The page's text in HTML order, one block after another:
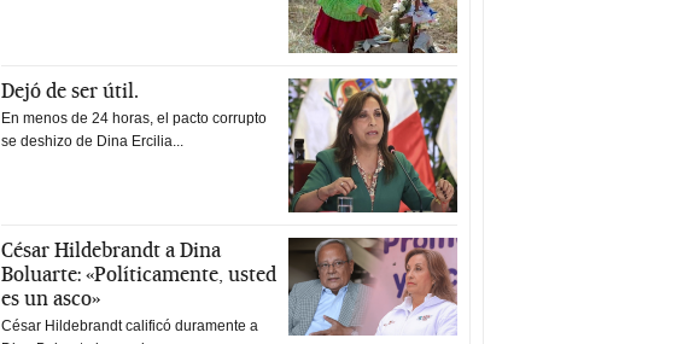
Dejó de ser útil.
En menos de 24 horas, el pacto corrupto
se deshizo de Dina Ercilia...
César Hildebrandt a Dina
Boluarte: «Políticamente, usted
es un asco»
César Hildebrandt calificó duramente a